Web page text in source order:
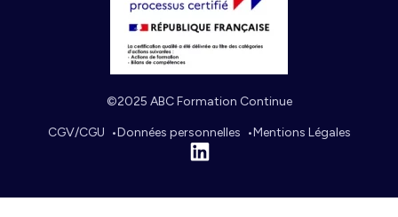
©2025 ABC Formation Continue
CGV/CGU Données personnelles
Mentions Légales
Linkedin